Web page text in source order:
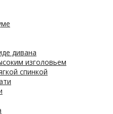
дивана
изголовьем
спинкой